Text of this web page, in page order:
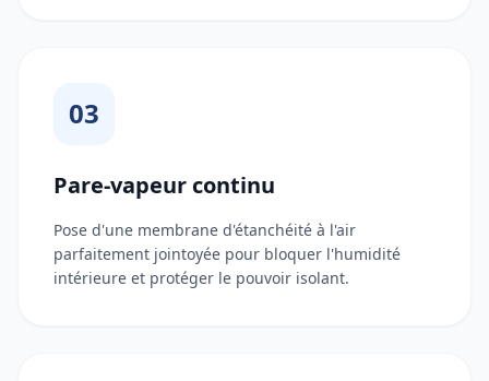
03
Pare-vapeur continu
Pose d'une membrane d'étanchéité à l'air
parfaitement jointoyée pour bloquer l'humidité
intérieure et protéger le pouvoir isolant.